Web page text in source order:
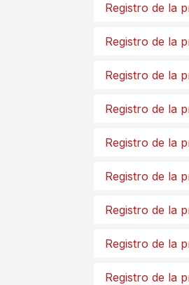
Registro de la
Registro de la
Registro de la
Registro de la
Registro de la
Registro de la
Registro de la
Registro de la
Registro de la